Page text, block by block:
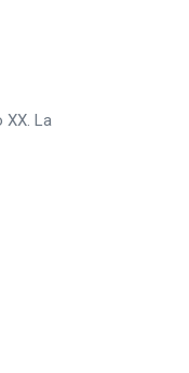
La